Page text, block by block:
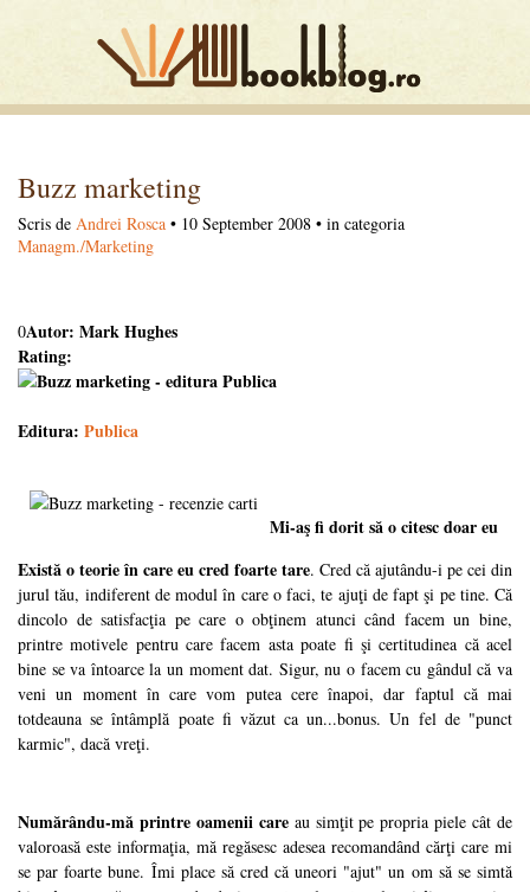
Buzz marketing
Scris de Andrei Rosca • 10 September 2008 • in categoria
Managm./Marketing
0Autor: Mark Hughes
Rating:
Editura: Publica
Mi-aş fi dorit să o citesc doar eu
Există o teorie în care eu cred foarte tare. Cred că ajutându-i pe cei din
jurul tău, indiferent de modul în care o faci, te ajuţi de fapt şi pe tine. Că
dincolo de satisfacţia pe care o obţinem atunci când facem un bine,
printre motivele pentru care facem asta poate fi şi certitudinea că acel
bine se va întoarce la un moment dat. Sigur, nu o facem cu gândul că va
veni un moment în care vom putea cere înapoi, dar faptul că mai
totdeauna se întâmplă poate fi văzut ca un...bonus. Un fel de "punct
karmic", dacă vreţi.
Numărându-mă printre oamenii careau simţit pe propria piele cât de
valoroasă este informaţia, mă regăsesc adesea recomandând cărţi care mi
se par foarte bune. Îmi place să cred că uneori "ajut" un om să se simtă